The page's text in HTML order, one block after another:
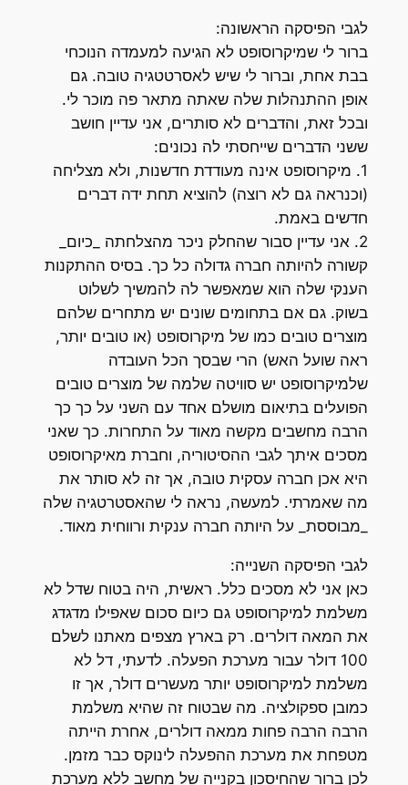
לגבי הפיסקה הראשונה:
ברור לי שמיקרוסופט לא הגיעה למעמדה הנוכחי
בבת אחת, וברור לי שיש לאסרטטגיה טובה. גם
אופן ההתנהלות שלה שאתה מתאר פה מוכר לי.
ובכל זאת, והדברים לא סותרים, אני עדיין חושב
ששני הדברים שייחסתי לה נכונים:
1. מיקרוסופט אינה מעודדת חדשנות, ולא מצליחה
(וכנראה גם לא רוצה) להוציא תחת ידה דברים
חדשים באמת.
2. אני עדיין סבור שהחלק ניכר מהצלחתה _כיום_
קשורה להיותה חברה גדולה כל כך. בסיס ההתקנות
הענקי שלה הוא שמאפשר לה להמשיך לשלוט
בשוק. גם אם בתחומים שונים יש מתחרים שלהם
מוצרים טובים כמו של מיקרוסופט (או טובים יותר,
ראה שועל האש) הרי שבסך הכל העובדה
שלמיקרוסופט יש סוויטה שלמה של מוצרים טובים
הפועלים בתיאום מושלם אחד עם השני על כך כך
הרבה מחשבים מקשה מאוד על התחרות. כך שאני
מסכים איתך לגבי ההסיטוריה, וחברת מאיקרוסופט
היא אכן חברה עסקית טובה, אך זה לא סותר את
מה שאמרתי. למעשה, נראה לי שהאסטרטגיה שלה
_מבוססת_ על היותה חברה ענקית ורווחית מאוד.
לגבי הפיסקה השנייה:
כאן אני לא מסכים כלל. ראשית, היה בטוח שדל לא
משלמת למיקרוסופט גם כיום סכום שאפילו מדגדג
את המאה דולרים. רק בארץ מצפים מאתנו לשלם
100 דולר עבור מערכת הפעלה. לדעתי, דל לא
משלמת למיקרוסופט יותר מעשרים דולר, אך זו
כמובן ספקולציה. מה שבטוח זה שהיא משלמת
הרבה הרבה פחות ממאה דולרים, אחרת הייתה
מטפחת את מערכת ההפעלה לינוקס כבר מזמן.
לכן ברור שהחיסכון בקנייה של מחשב ללא מערכת